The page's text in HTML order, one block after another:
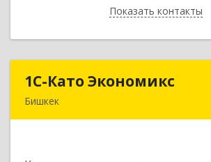
Показать контакты
Назад
1С-Като Экономикс
Бишкек
1С-Като